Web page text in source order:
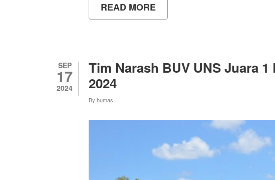
READ MORE
KUNJUNGAN
UNNES
KE
SEP
17
2024
Tim Narash BUV UNS Juara
2024
By humas